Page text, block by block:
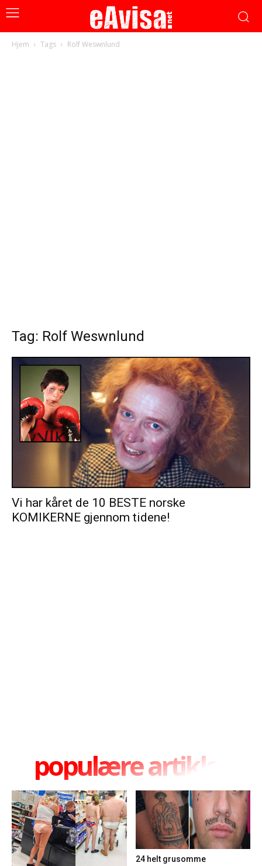
Hjem Tags Rolf Weswnlund
Tag: Rolf Weswnlund
Vi har kåret de 10 BESTE norske
KOMIKERNE gjennom tidene!
populære artikler
24 helt grusomme